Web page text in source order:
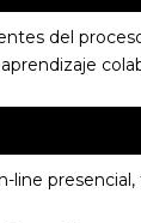
del
line presencial,